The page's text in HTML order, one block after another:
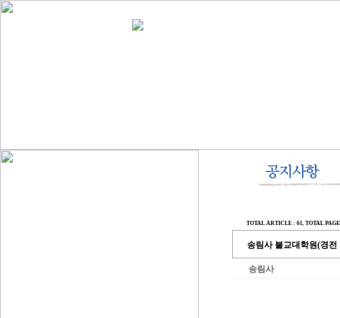
TOTAL ARTICLE : 61, TOTAL
송림사 불교대학원(경전
송림사